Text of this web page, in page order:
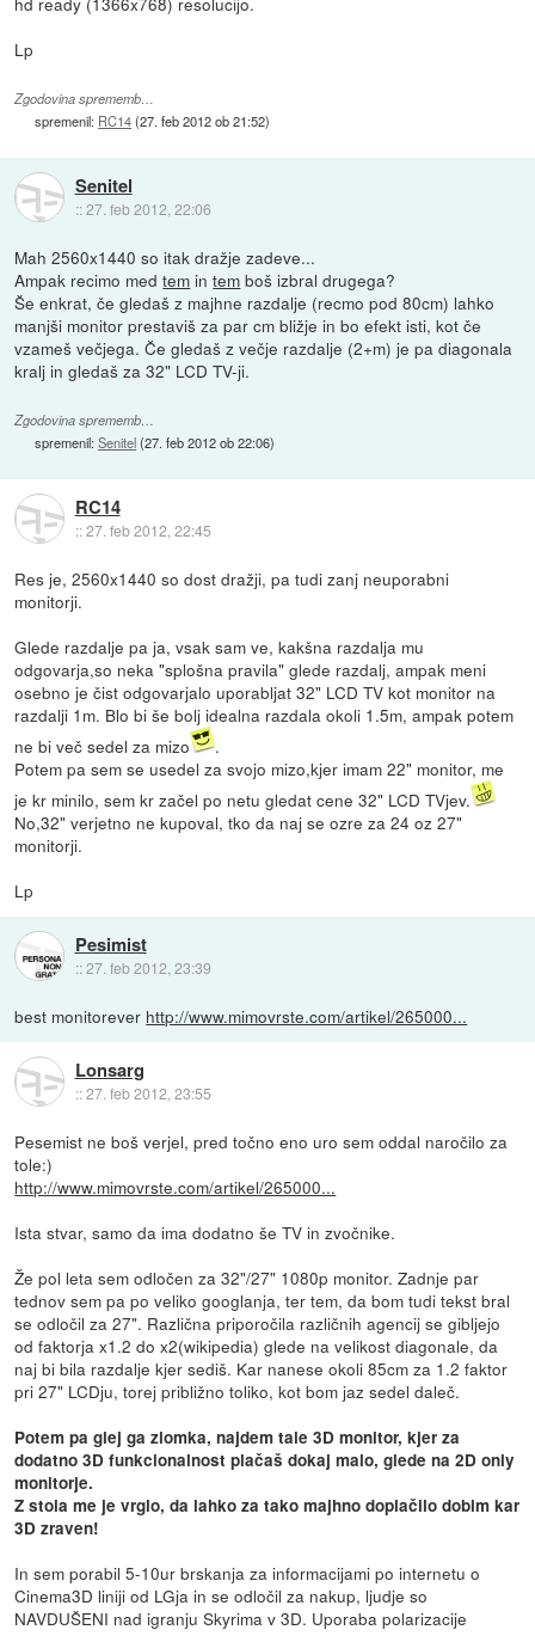
Lp
Zgodovina sprememb…
spremenil: RC14(27. feb 2012 ob 21:52)
Senitel
::27. feb 2012, 22:06
Mah 2560x1440 so itak dražje zadeve...
Ampak recimo medtem intem boš izbral drugega?
Še enkrat, če gledaš z majhne razdalje (recmo pod 80cm) lahko
manjši monitor prestaviš za par cm bližje in bo efekt isti, kot če
vzameš večjega. Če gledaš z večje razdalje (2+m) je pa diagonala
kralj in gledaš za 32" LCD TV-ji.
Zgodovina sprememb…
spremenil:Senitel(27. feb 2012 ob 22:06)
RC14
::27. feb 2012, 22:45
Res je, 2560x1440 so dost dražji, pa tudi zanj neuporabni
monitorji.
Glede razdalje pa ja, vsak sam ve, kakšna razdalja mu
odgovarja,so neka "splošna pravila" glede razdalj, ampak meni
osebno je čist odgovarjalo uporabljat 32" LCD TV kot monitor na
razdalji 1m. Blo bi še bolj idealna razdala okoli 1.5m, ampak potem
ne bi več sedel za mizo
.
Potem pa sem se usedel za svojo mizo,kjer imam 22" monitor, me
je kr minilo, sem kr začel po netu gledat cene 32" LCD TVjev.
No,32" verjetno ne kupoval, tko da naj se ozre za 24 oz 27"
monitorji.
Lp
Pesimist
::27. feb 2012, 23:39
best monitorever http://www.mimovrste.com/artikel/265000...
Lonsarg
::27. feb 2012, 23:55
Pesemist ne boš verjel, pred točno eno uro sem oddal naročilo za
tole:)
http://www.mimovrste.com/artikel/265000...
Ista stvar, samo da ima dodatno še TV in zvočnike.
Že pol leta sem odločen za 32"/27" 1080p monitor. Zadnje par
tednov sem pa po veliko googlanja, ter tem, da bom tudi tekst bral
se odločil za 27". Različna priporočila različnih agencij se gibljejo
od faktorja x1.2 do x2(wikipedia) glede na velikost diagonale, da
naj bi bila razdalje kjer sediš. Kar nanese okoli 85cm za 1.2 faktor
pri 27" LCDju, torej približno toliko, kot bom jaz sedel daleč.
Potem pa glej ga zlomka, najdem tale 3D monitor, kjer za
dodatno 3D funkcionalnost plačaš dokaj malo, glede na 2D only
monitorje.
Z stola me je vrglo, da lahko za tako majhno doplačilo dobim kar
3D zraven!
In sem porabil 5-10ur brskanja za informacijami po internetu o
Cinema3D liniji od LGja in se odločil za nakup, ljudje so
NAVDUŠENI nad igranju Skyrima v 3D. Uporaba polarizacije